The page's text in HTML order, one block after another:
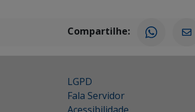
Compartilhe:
LGPD
Fala Servidor